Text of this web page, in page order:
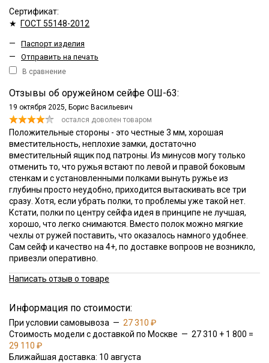
Сертификат:
★ ГОСТ 55148-2012
— Паспорт изделия
— Отправить на печать
В сравнение
Отзывы об оружейном сейфе ОШ-63:
19 октября 2025, Борис Васильевич
остался доволен товаром
Положительные стороны - это честные 3 мм, хорошая
вместительность, неплохие замки, достаточно
вместительный ящик под патроны. Из минусов могу только
отменить то, что ружья встают по левой и правой боковым
стенкам и с установленными полками вынуть ружье из
глубины просто неудобно, приходится вытаскивать все три
сразу. Хотя, если убрать полки, то проблемы уже такой нет.
Кстати, полки по центру сейфа идея в принципе не лучшая,
хорошо, что легко снимаются. Вместо полок можно мягкие
чехлы от ружей поставить, что оказалось намного удобнее.
Сам сейф и качество на 4+, по доставке вопроов не возникло,
привезли оперативно.
Написать отзыв о товаре
Информация по стоимости:
При условии самовывоза — 27 310 ₽
Стоимость модели с доставкой по Москве — 27 310 + 1 800 =
29 110 ₽
Ближайшая доставка: 10 августа